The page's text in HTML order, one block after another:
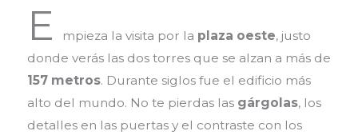
E mpieza la visita por la plaza oeste, justo
donde verás las dos torres que se alzan a más de
157 metros. Durante siglos fue el edificio más
alto del mundo. No te pierdas las gárgolas, los
detalles en las puertas y el contraste con los